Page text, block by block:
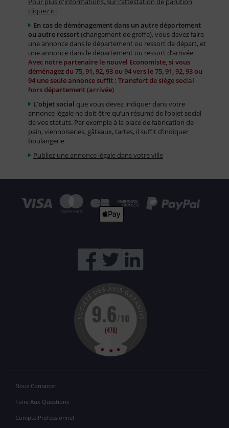
cliquez ici
En cas de déménagement dans un autre département
ou autre ressort(changement de greffe), vous devez faire
une annonce dans le département ou ressort de départ, et
une annonce dans le département ou ressort d’arrivée.
Avec notre partenaire le nouvel Economiste, si vous
déménagez du 75, 91, 92, 93 ou 94 vers le 75, 91, 92, 93 ou
94 une seule annonce suffit : Transfert de siège social
hors département (arrivée)
L’objet social que vous devez indiquer dans votre
annonce légale ne doit être qu’un résumé de l’objet social
de vos statuts. Par exemple à la place de fabrication de
pain, viennoiseries, gâteaux, tartes, il suffit d’indiquer
boulangerie
Publiez une annonce légale dans votre ville
Nous Contacter
Foire Aux Questions
Compte Professionnel